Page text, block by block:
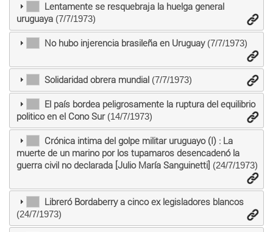
Lentamente se resquebraja la huelga general
uruguaya(7/7/1973)
No hubo injerencia brasileña en Uruguay(7/7/1973)
Solidaridad obrera mundial(7/7/1973)
El país bordea peligrosamente la ruptura del equilibrio
politico en el Cono Sur(14/7/1973)
Crónica intima del golpe militar uruguayo (I) : La
muerte de un marino por los tupamaros desencadenó la
guerra civil no declarada [Julio María Sanguinetti] (24/7/1973)
Libreró Bordaberry a cinco ex legisladores blancos
(24/7/1973)